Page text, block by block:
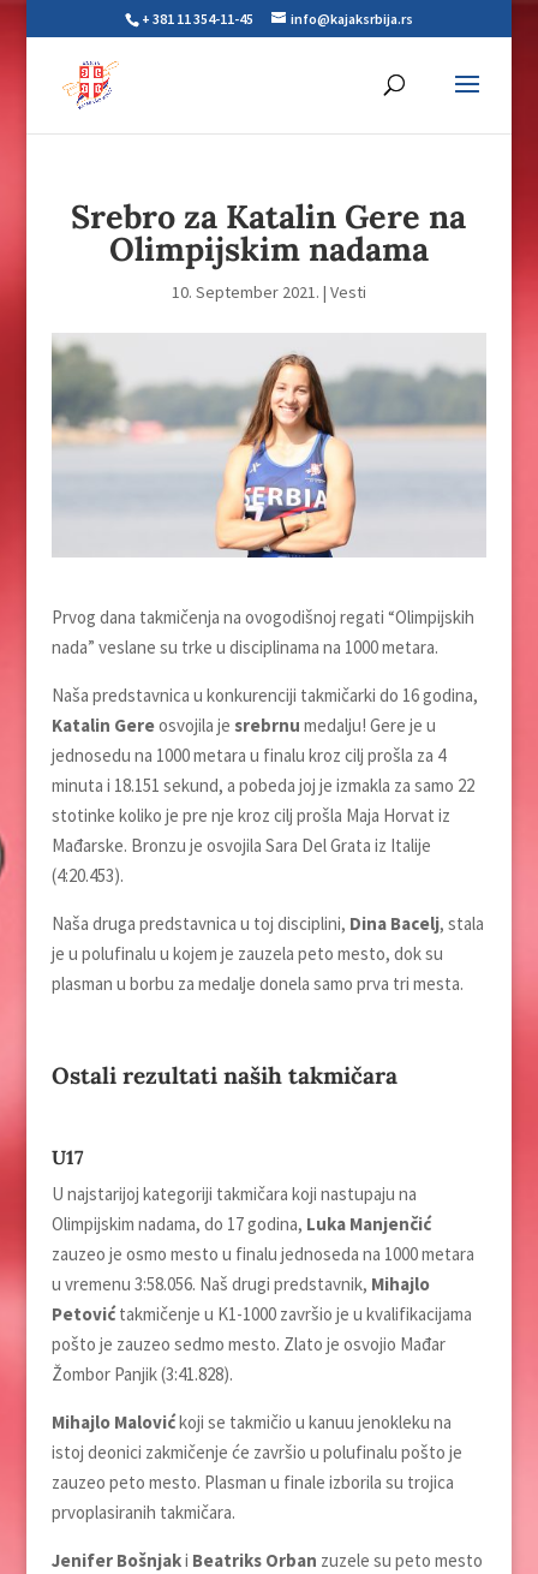
+ 381 11 354-11-45 info@kajaksrbija.rs
Srebro za Katalin Gere na
Olimpijskim nadama
10. September 2021. | Vesti
Prvog dana takmičenja na ovogodišnoj regati “Olimpijskih
nada” veslane su trke u disciplinama na 1000 metara.
Naša predstavnica u konkurenciji takmičarki do 16 godina,
Katalin Gereosvojila je srebrnu medalju! Gere je u
jednosedu na 1000 metara u finalu kroz cilj prošla za 4
minuta i 18.151 sekund, a pobeda joj je izmakla za samo 22
stotinke koliko je pre nje kroz cilj prošla Maja Horvat iz
Mađarske. Bronzu je osvojila Sara Del Grata iz Italije
(4:20.453).
Naša druga predstavnica u toj disciplini, Dina Bacelj, stala
je u polufinalu u kojem je zauzela peto mesto, dok su
plasman u borbu za medalje donela samo prva tri mesta.
Ostali rezultati naših takmičara
U17
U najstarijoj kategoriji takmičara koji nastupaju na
Olimpijskim nadama, do 17 godina, Luka Manjenčić
zauzeo je osmo mesto u finalu jednoseda na 1000 metara
u vremenu 3:58.056. Naš drugi predstavnik, Mihajlo
Petovićtakmičenje u K1-1000 završio je u kvalifikacijama
pošto je zauzeo sedmo mesto. Zlato je osvojio Mađar
Žombor Panjik (3:41.828).
Mihajlo Malovićkoji se takmičio u kanuu jenokleku na
istoj deonici zakmičenje će završio u polufinalu pošto je
zauzeo peto mesto. Plasman u finale izborila su trojica
prvoplasiranih takmičara.
Jenifer Bošnjaki Beatriks Orban zuzele su peto mesto